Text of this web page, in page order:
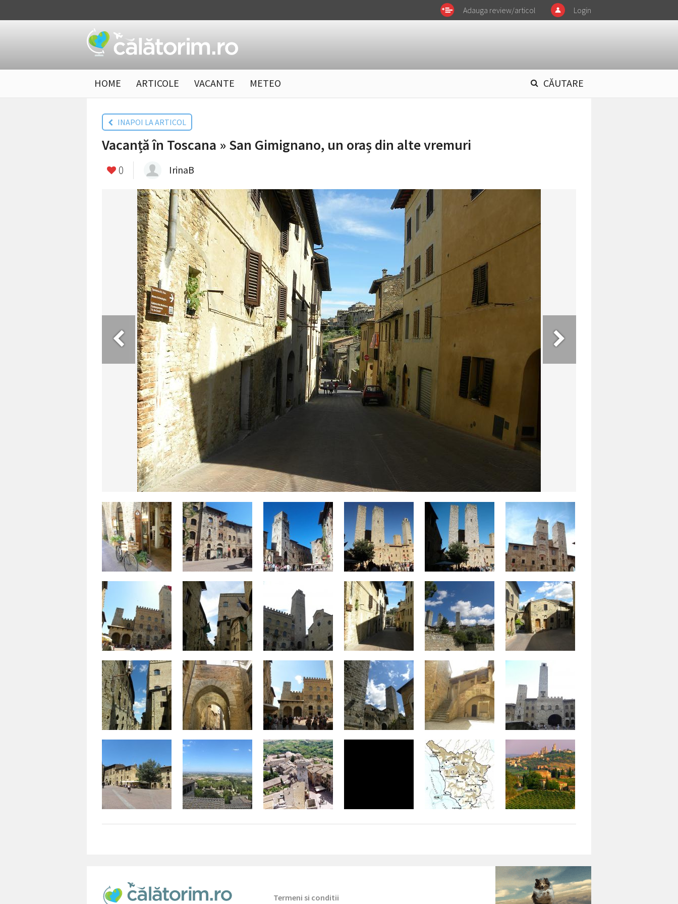
Login
Adauga review/articol
HOME ARTICOLE VACANTE METEO CĂUTARE
INAPOI LA ARTICOL
Vacanță în Toscana » San Gimignano, un oraș din alte vremuri
0 IrinaB
Termeni si conditii